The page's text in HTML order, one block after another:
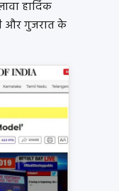
हार्दिक
और गुजरात के